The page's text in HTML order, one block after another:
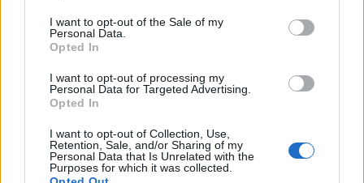
consent section.
I want to opt-out of the Sale of my
Personal Data.
Opted In
I want to opt-out of processing my
Personal Data for Targeted Advertising.
Opted In
I want to opt-out of Collection, Use,
Retention, Sale, and/or Sharing of my
Personal Data that Is Unrelated with the
Purposes for which it was collected.
Γεράσιμος Παπαδόπουλοςσε ανάρτησή του στο
Facebook σημείωσε ότι «πρακτικά δεν υπάρχει
είμαστε ακόμη βέβαιοι για το αν ήταν ο κύριος
σεισμός».
Δήμαρχος Ληξουρίου: Ιδιαίτερα αισθητός ο